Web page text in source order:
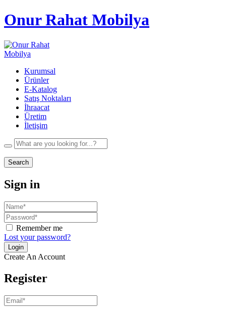
Onur Rahat Mobilya
Kurumsal
Ürünler
E-Katalog
Satış Noktaları
İhraacat
Üretim
İletişim
Search
Sign in
Remember me
Lost your password?
Create An Account
Register